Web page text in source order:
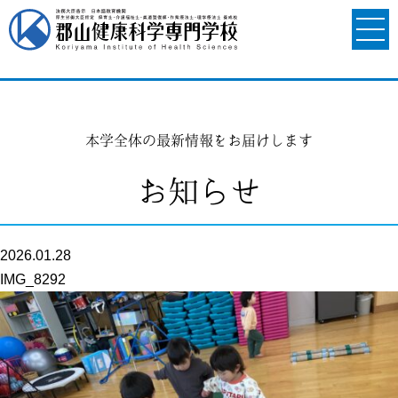
本学全体の最新情報をお届けします
お知らせ
2026.01.28
IMG_8292